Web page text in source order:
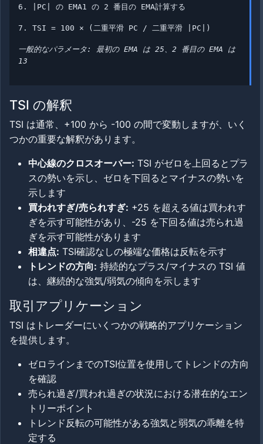
6. |PC| の EMA1 の 2 番目の EMA計算する
7. TSI = 100 × (二重平滑 PC / 二重平滑 |PC|)
一般的なパラメータ: 最初の EMA は 25、2 番目の EMA は
13
TSI の解釈
TSI は通常、+100 から -100 の間で変動しますが、いく
つかの重要な解釈があります。
中心線のクロスオーバー: TSI がゼロを上回るとプラ
スの勢いを示し、ゼロを下回るとマイナスの勢いを
示します
買われすぎ/売られすぎ: +25 を超える値は買われす
ぎを示す可能性があり、-25 を下回る値は売られ過
ぎを示す可能性があります
相違点: TSI確認なしの極端な価格は反転を示す
トレンドの方向: 持続的なプラス/マイナスの TSI 値
は、継続的な強気/弱気の傾向を示します
取引アプリケーション
TSI はトレーダーにいくつかの戦略的アプリケーション
を提供します。
ゼロラインまでのTSI位置を使用してトレンドの方向
を確認
売られ過ぎ/買われ過ぎの状況における潜在的なエン
トリーポイント
トレンド反転の可能性がある強気と弱気の乖離を特
定する